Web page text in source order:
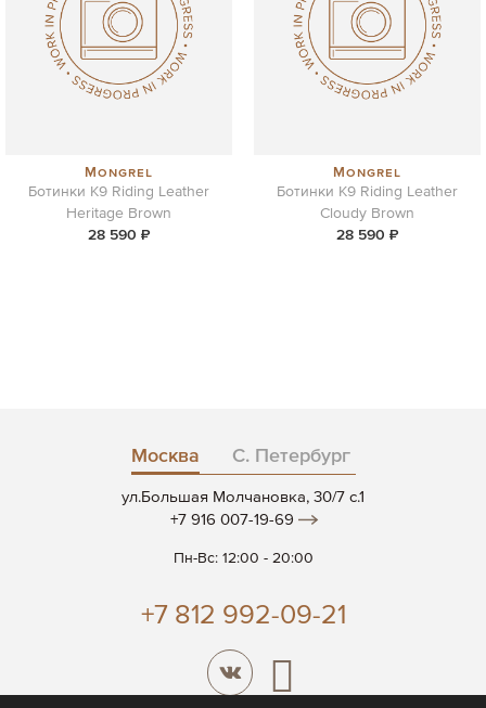
Mongrel
Ботинки K9 Riding Leather
Heritage Brown
28 590 ₽
Mongrel
Ботинки K9 Riding Leather
Cloudy Brown
28 590 ₽
Москва С. Петербург
ул.Большая Молчановка, 30/7 c.1
+7 916 007-19-69
Пн-Вс: 12:00 - 20:00
+7 812 992-09-21